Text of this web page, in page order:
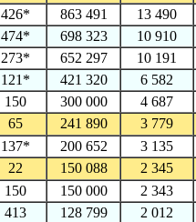
426* 863 491 13 490
474* 698 323 10 910
273* 652 297 10 191
121* 421 320 6 582
150 300 000 4 687
65 241 890 3 779
137* 200 652 3 135
22 150 088 2 345
150 150 000 2 343
413 128 799 2 012